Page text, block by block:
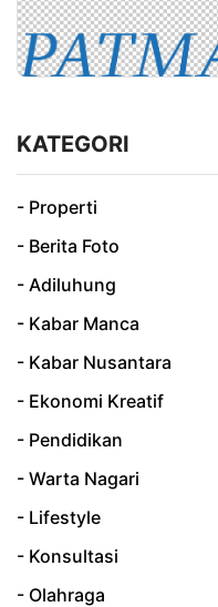
KATEGORI
- Properti
- Berita Foto
- Adiluhung
- Kabar Manca
- Kabar Nusantara
- Ekonomi Kreatif
- Pendidikan
- Warta Nagari
- Lifestyle
- Konsultasi
- Olahraga